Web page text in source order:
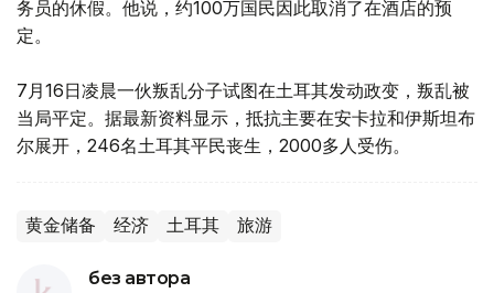
务员的休假。他说，约100万国民因此取消了在酒店的预
定。
7月16日凌晨一伙叛乱分子试图在土耳其发动政变，叛乱被
当局平定。据最新资料显示，抵抗主要在安卡拉和伊斯坦布
尔展开，246名土耳其平民丧生，2000多人受伤。
黄金储备 经济 土耳其 旅游
без автора